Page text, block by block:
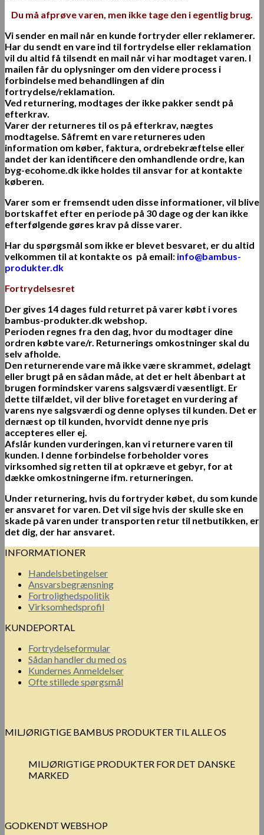
Du må afprøvevaren, men ikke tage den i egentlig brug.
Vi sender en mail når en kunde fortryder eller reklamerer.
Har du sendt en vare ind til fortrydelse eller reklamation
vil du altid få tilsendt en mail når vi har modtaget varen. I
mailen får du oplysninger om den videre process i
forbindelse med behandlingen af din
fortrydelse/reklamation.
Ved returnering, modtages der ikke pakker sendt på
efterkrav.
Varer der returneres til os på efterkrav, nægtes
modtagelse. Såfremt en vare returneres uden
information om køber, faktura, ordrebekræftelse eller
andet der kan identificere den omhandlende ordre, kan
byg-ecohome.dk ikke holdes til ansvar for at kontakte
køberen.
Varer som er fremsendt uden disse informationer, vil blive
bortskaffet efter en periode på 30 dage og der kan ikke
efterfølgende gøres krav på disse varer
Har du spørgsmål som ikke er blevet besvaret, er du altid
velkommen til at kontakte os på email: info@bambus-
produkter.dk
Fortrydelsesret
Der gives 14 dages fuld returret på varer købt i vores
bambus-produkter.dk webshop.
Perioden regnes fra den dag, hvor du modtager dine
ordren købte vare/r. Returnerings omkostninger skal du
selv afholde.
Den returnerende vare må ikke være skrammet, ødelagt
eller brugt på en sådan måde, at det er helt åbenbart at
brugen formindsker varens salgsværdi væsentligt. Er
dette tilfældet, vil der blive foretaget en vurdering af
varens nye salgsværdi og denne oplyses til kunden. Det er
dernæst op til kunden, hvorvidt denne nye pris
accepteres eller ej.
Afslår kunden vurderingen kan vi returnere varen til
kunden. I denne forbindelse forbeholder vores
virksomhed sig retten til at opkræve et gebyr, for at
dække omkostningerne ifm. returneringen.
Under returnering, hvis du fortryder købet, du som kunde
er ansvaret for varen. Det vil sige hvis der skulle ske en
skade på varen under transporten retur til netbutikken, er
det dig, der har ansvaret.
INFORMATIONER
Handelsbetingelser
Ansvarsbegrænsning
Fortrolighedspolitik
Virksomhedsprofil
KUNDEPORTAL
Fortrydelseformular
Sådan handler du med os
Kundernes Anmeldelser
Ofte stillede spørgsmål
MILJØRIGTIGE BAMBUS PRODUKTER TIL ALLE OS
MILJØRIGTIGE PRODUKTER FOR DET DANSKE
MARKED
GODKENDT WEBSHOP